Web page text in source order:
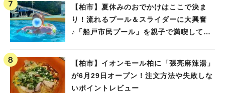
【柏市】夏休みのおでかけはここで決ま
り！流れるプール＆スライダーに大興奮
♪「船戸市民プール」を親子で満喫してき
【柏市】イオンモール柏に「張亮麻辣湯」
が6月29日オープン！注文方法や失敗しな
いポイントレビュー